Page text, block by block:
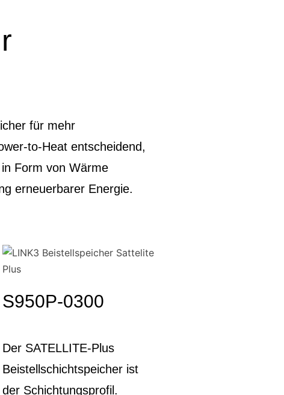
für mehr
to-Heat entscheidend,
Form von Wärme
erneuerbarer Energie.
S950P-0300
Der SATELLITE-Plus
Beistellschichtspeicher ist
der Schichtungsprofil.